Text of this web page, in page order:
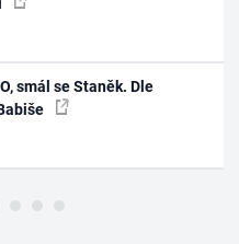
smál se Staněk. Dle